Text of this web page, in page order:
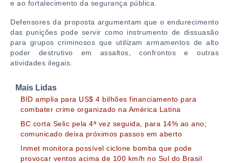
e ao fortalecimento da segurança pública.
Defensores da proposta argumentam que o endurecimento
das punições pode servir como instrumento de dissuasão
para grupos criminosos que utilizam armamentos de alto
poder destrutivo em assaltos, confrontos e outras
atividades ilegais.
Mais Lidas
BID amplia para US$ 4 bilhões financiamento para
combater crime organizado na América Latina
BC corta Selic pela 4ª vez seguida, para 14% ao ano;
comunicado deixa próximos passos em aberto
Inmet monitora possível ciclone bomba que pode
provocar ventos acima de 100 km/h no Sul do Brasil